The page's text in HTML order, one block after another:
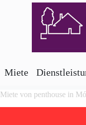
Miete
Miete von penthouse in